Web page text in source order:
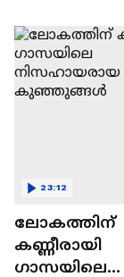
ലോകത്തിന്
കണ്ണീരായി
ഗാസയിലെ
23:12